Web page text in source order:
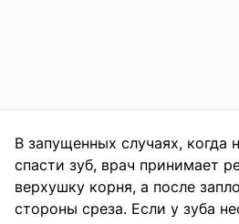
В запущенных случаях, когда
спасти зуб, врач принимает
верхушку корня, а после
стороны среза. Если у зуба